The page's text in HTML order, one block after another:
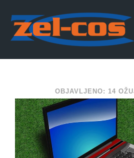
OBJAVLJENO: 14